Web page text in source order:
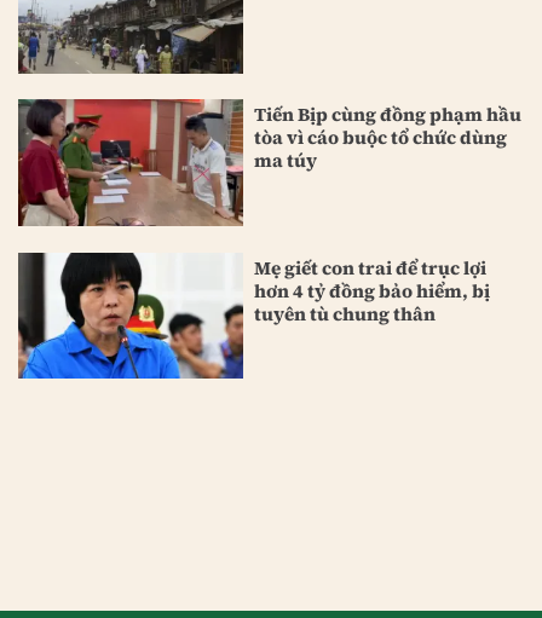
Tiến Bịp cùng đồng phạm hầu
tòa vì cáo buộc tổ chức dùng
ma túy
Mẹ giết con trai để trục lợi
hơn 4 tỷ đồng bảo hiểm, bị
tuyên tù chung thân